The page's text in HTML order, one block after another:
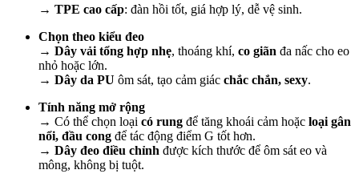
→ TPE cao cấp: đàn hồi tốt, giá hợp lý, dễ vệ sinh.
Chọn theo kiểu đeo
→ Dây vải tổng hợp nhẹ, thoáng khí, co giãn đa nấc cho eo
nhỏ hoặc lớn.
→ Dây da PU ôm sát, tạo cảm giác chắc chắn, sexy.
Tính năng mở rộng
→ Có thể chọn loại có rung để tăng khoái cảm hoặc loại gân
nổi, đầu cong để tác động điểm G tốt hơn.
→ Dây đeo điều chỉnh được kích thước để ôm sát eo và
mông, không bị tuột.